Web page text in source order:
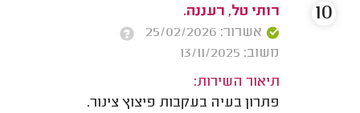
רותי טל, רעננה.
אשרור: 25/02/2026
משוב: 13/11/2025
תיאור השירות:
פתרון בעיה בעקבות פיצוץ צינור.
10